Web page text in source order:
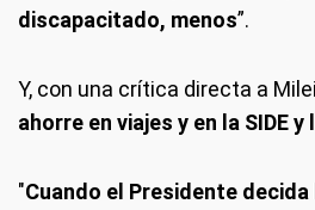
discapacitado, menos”.
Y, con una crítica directa a
ahorre en viajes y en la SIDE y
"Cuando el Presidente decida